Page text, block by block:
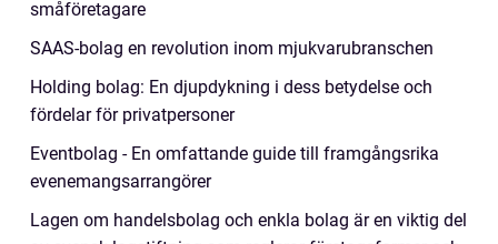
småföretagare
SAAS-bolag en revolution inom mjukvarubranschen
Holding bolag: En djupdykning i dess betydelse och
fördelar för privatpersoner
Eventbolag - En omfattande guide till framgångsrika
evenemangsarrangörer
Lagen om handelsbolag och enkla bolag är en viktig del